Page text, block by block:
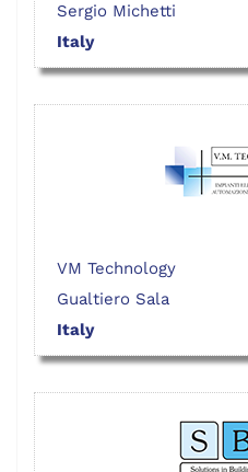
Sergio Michetti
Italy
VM Technology
Gualtiero Sala
Italy